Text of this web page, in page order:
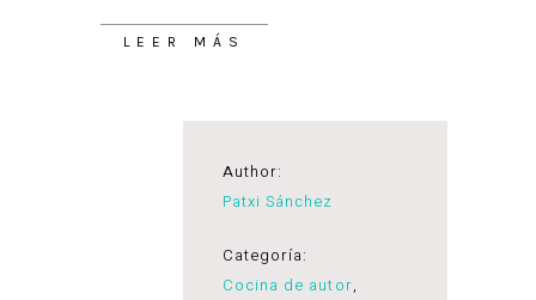
LEER MÁS
Author:
Patxi Sánchez
Categoría:
Cocina de autor,